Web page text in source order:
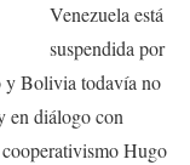
Venezuela está
suspendida por
y Bolivia todavía no
en diálogo con
Hugo